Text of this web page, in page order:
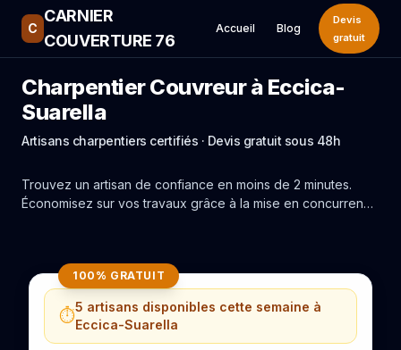
C
CARNIER
COUVERTURE 76
Accueil Blog
Devis
gratuit
Charpentier Couvreur à Eccica-
Suarella
Artisans charpentiers certifiés · Devis gratuit sous 48h
Trouvez un artisan de confiance en moins de 2 minutes.
Économisez sur vos travaux grâce à la mise en concurrence
100% GRATUIT
⏱️5 artisans disponibles cette semaine à
Eccica-Suarella